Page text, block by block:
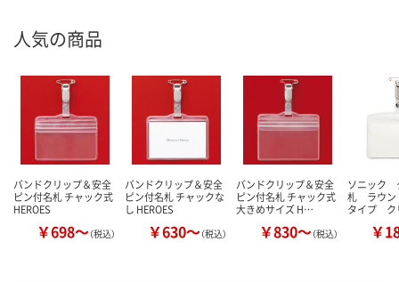
人気の商品
バンドクリップ＆安全
ピン付名札 チャック式
HEROES
￥698～（税込）
バンドクリップ＆安全
ピン付名札 チャックな
し HEROES
￥630～（税込）
バンドクリップ＆安全
ピン付名札 チャック式
大きめサイズ H…
￥830～（税込）
ソニック
札 ラウン
タイプ ク
￥